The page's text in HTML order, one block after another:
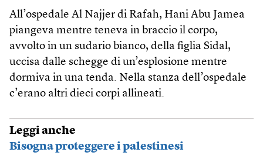
All’ospedale Al Najjer di Rafah, Hani Abu Jamea
piangeva mentre teneva in braccio il corpo,
avvolto in un sudario bianco, della figlia Sidal,
uccisa dalle schegge di un’esplosione mentre
dormiva in una tenda. Nella stanza dell’ospedale
c’erano altri dieci corpi allineati.
Leggi anche
Bisogna proteggere i palestinesi